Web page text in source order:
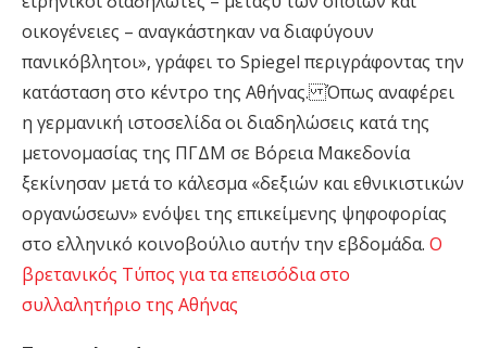
οικογένειες – αναγκάστηκαν να διαφύγουν
πανικόβλητοι», γράφει το Spiegel περιγράφοντας την
κατάσταση στο κέντρο της Αθήνας. Όπως αναφέρει
η γερμανική ιστοσελίδα οι διαδηλώσεις κατά της
μετονομασίας της ΠΓΔΜ σε Βόρεια Μακεδονία
ξεκίνησαν μετά το κάλεσμα «δεξιών και εθνικιστικών
οργανώσεων» ενόψει της επικείμενης ψηφοφορίας
στο ελληνικό κοινοβούλιο αυτήν την εβδομάδα. Ο
βρετανικός Tύπος για τα επεισόδια στο
συλλαλητήριο της Αθήνας